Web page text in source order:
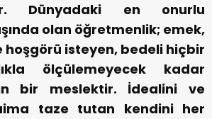
Dünyadaki en onurlu
olan öğretmenlik; emek,
hoşgörü isteyen, bedeli hiçbir
ölçülemeyecek kadar
bir meslektir. İdealini ve
taze tutan kendini her